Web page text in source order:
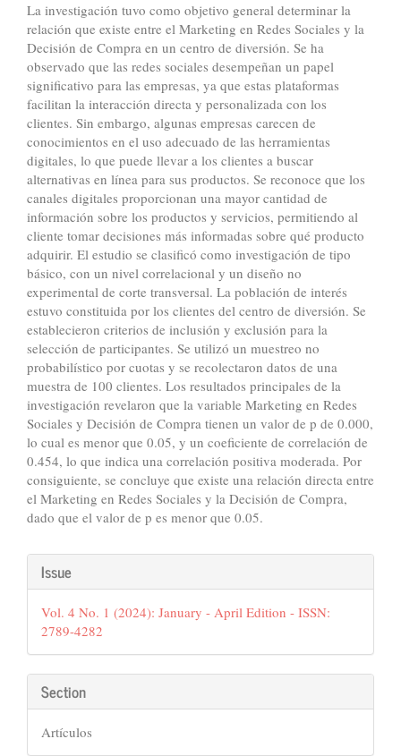
La investigación tuvo como objetivo general determinar la
relación que existe entre el Marketing en Redes Sociales y la
Decisión de Compra en un centro de diversión. Se ha
observado que las redes sociales desempeñan un papel
significativo para las empresas, ya que estas plataformas
facilitan la interacción directa y personalizada con los
clientes. Sin embargo, algunas empresas carecen de
conocimientos en el uso adecuado de las herramientas
digitales, lo que puede llevar a los clientes a buscar
alternativas en línea para sus productos. Se reconoce que los
canales digitales proporcionan una mayor cantidad de
información sobre los productos y servicios, permitiendo al
cliente tomar decisiones más informadas sobre qué producto
adquirir. El estudio se clasificó como investigación de tipo
básico, con un nivel correlacional y un diseño no
experimental de corte transversal. La población de interés
estuvo constituida por los clientes del centro de diversión. Se
establecieron criterios de inclusión y exclusión para la
selección de participantes. Se utilizó un muestreo no
probabilístico por cuotas y se recolectaron datos de una
muestra de 100 clientes. Los resultados principales de la
investigación revelaron que la variable Marketing en Redes
Sociales y Decisión de Compra tienen un valor de p de 0.000,
lo cual es menor que 0.05, y un coeficiente de correlación de
0.454, lo que indica una correlación positiva moderada. Por
consiguiente, se concluye que existe una relación directa entre
el Marketing en Redes Sociales y la Decisión de Compra,
dado que el valor de p es menor que 0.05.
Article
Details
Issue
Vol. 4 No. 1 (2024): January - April Edition - ISSN:
2789-4282
Section
Artículos